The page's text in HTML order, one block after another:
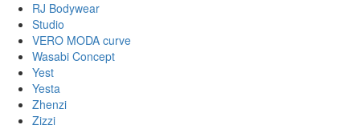
RJ Bodywear
Studio
VERO MODA curve
Wasabi Concept
Yest
Yesta
Zhenzi
Zizzi